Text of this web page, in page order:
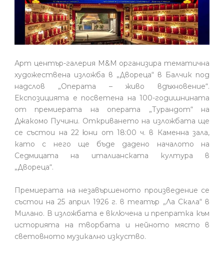
Арт център-галерия М&М организира тематична
художествена изложба в „Двореца“ в Балчик под
надслов „Операта – живо вдъхновение“.
Експозицията е посветена на 100-годишнината
от премиерата на операта „Турандот“ на
Джакомо Пучини. Откриването на изложбата ще
се състои на 22 юни от 18:00 ч. в Каменна зала,
като с него ще бъде дадено началото на
Седмицата на италианската култура в
„Двореца“.
Премиерата на незавършеното произведение се
състои на 25 април 1926 г. в театър „Ла Скала“ в
Милано. В изложбата е включена и препратка към
историята на творбата и нейното място в
световното музикално изкуство.